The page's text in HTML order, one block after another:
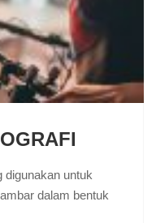
digunakan untuk
dalam bentuk